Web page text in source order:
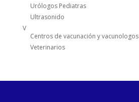
Urólogos Pediatras
Ultrasonido
V
Centros de vacunación y vacunologos
Veterinarios